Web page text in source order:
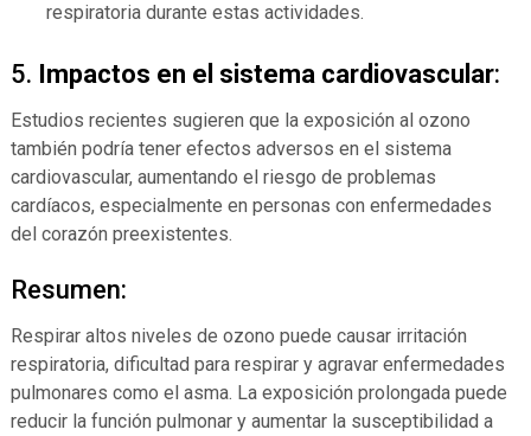
respiratoria durante estas actividades.
5. Impactos en el sistema cardiovascular:
Estudios recientes sugieren que la exposición al ozono
también podría tener efectos adversos en el sistema
cardiovascular, aumentando el riesgo de problemas
cardíacos, especialmente en personas con enfermedades
del corazón preexistentes.
Resumen:
Respirar altos niveles de ozono puede causar irritación
respiratoria, dificultad para respirar y agravar enfermedades
pulmonares como el asma. La exposición prolongada puede
reducir la función pulmonar y aumentar la susceptibilidad a